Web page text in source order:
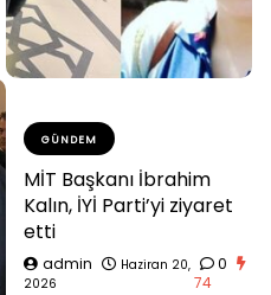
GÜNDEM
MİT Başkanı İbrahim
Kalın, İYİ Parti’yi ziyaret
etti
admin
Haziran 20,
2026
0
74